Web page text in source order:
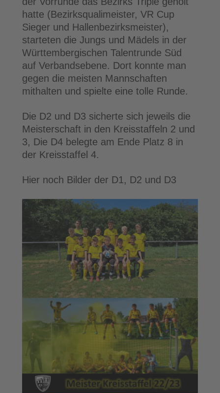
hatte (Bezirksqualimeister, VR Cup
Sieger und Hallenbezirksmeister),
starteten die Jungs und Mädels in der
Württembergischen Talentrunde Süd
auf Verbandsebene. Dort konnte man
gegen die meisten Mannschaften
mithalten und spielte eine tolle Runde.
Die D2 und D3 sicherte sich jeweils die
Meisterschaft in den Kreisstaffeln 2 und
3, Die D4 belegte am Ende Platz 8 in
der Kreisstaffel 4.
Hier noch Bilder der D1, D2 und D3